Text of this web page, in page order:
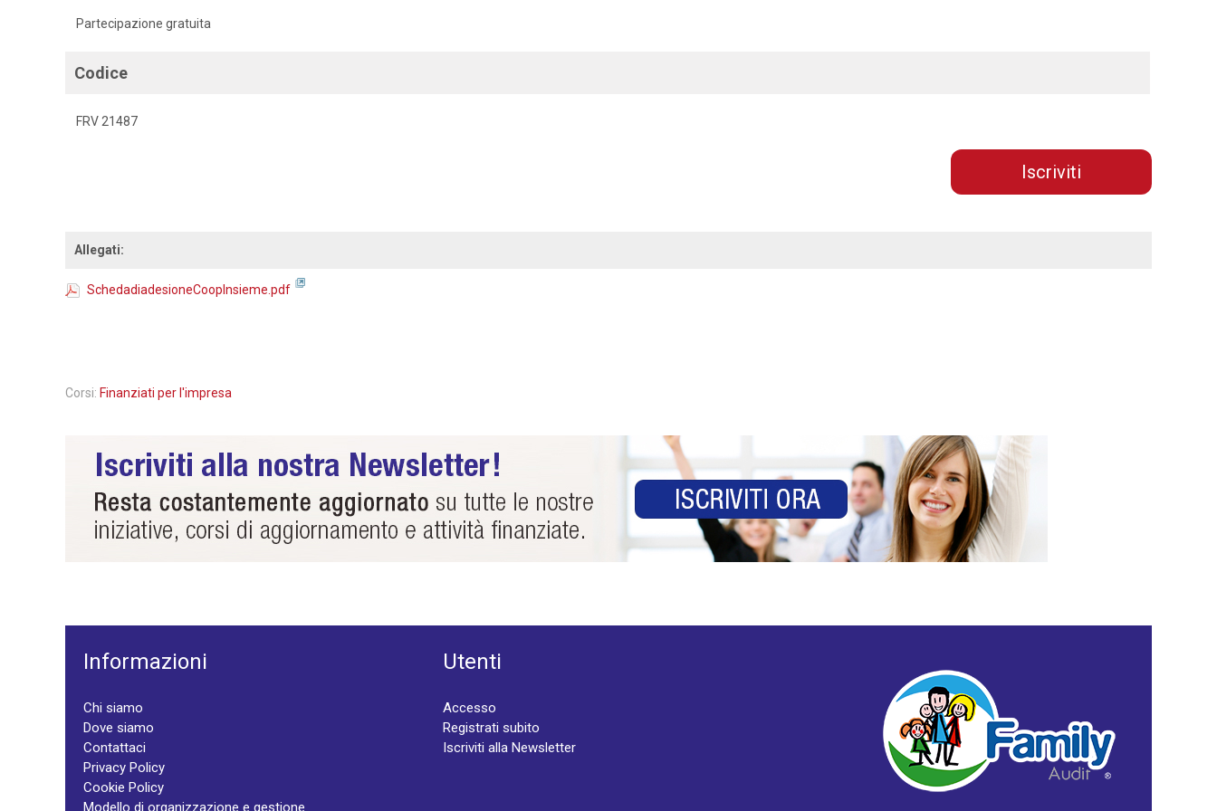
Partecipazione gratuita
Codice
FRV 21487
Iscriviti
Allegati:
SchedadiadesioneCoopInsieme.pdf
Corsi: Finanziati per l'impresa
Informazioni
Chi siamo
Dove siamo
Contattaci
Privacy Policy
Cookie Policy
Modello di organizzazione e gestione
Utenti
Accesso
Registrati subito
Iscriviti alla Newsletter